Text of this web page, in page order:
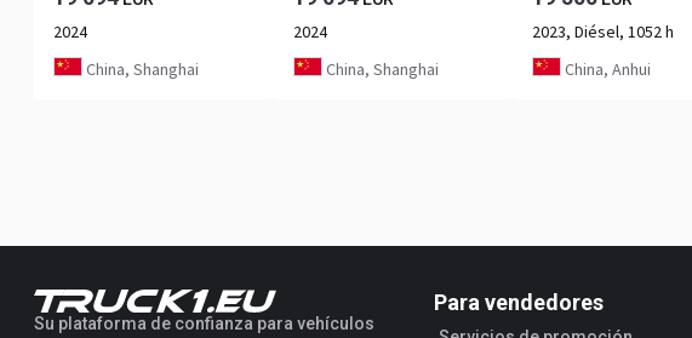
2024
China, Shanghai
2024
China, Shanghai
2023, Diésel, 1052 h
China, Anhui
Su plataforma de confianza para vehículos
Para vendedores